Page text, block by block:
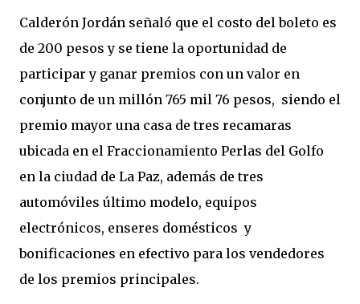
Calderón Jordán señaló que el costo del boleto es
de 200 pesos y se tiene la oportunidad de
participar y ganar premios con un valor en
conjunto de un millón 765 mil 76 pesos,  siendo el
premio mayor una casa de tres recamaras
ubicada en el Fraccionamiento Perlas del Golfo
en la ciudad de La Paz, además de tres
automóviles último modelo, equipos
electrónicos, enseres domésticos  y
bonificaciones en efectivo para los vendedores
de los premios principales.